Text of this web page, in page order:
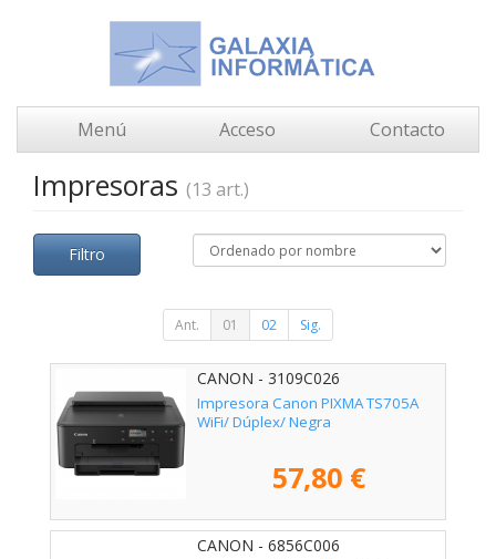
Menú Acceso Contacto
Impresoras (13 art.)
Filtro
Ant. 01 02 Sig.
CANON - 3109C026
Impresora Canon PIXMA TS705A
WiFi/ Dúplex/ Negra
57,80 €
CANON - 6856C006